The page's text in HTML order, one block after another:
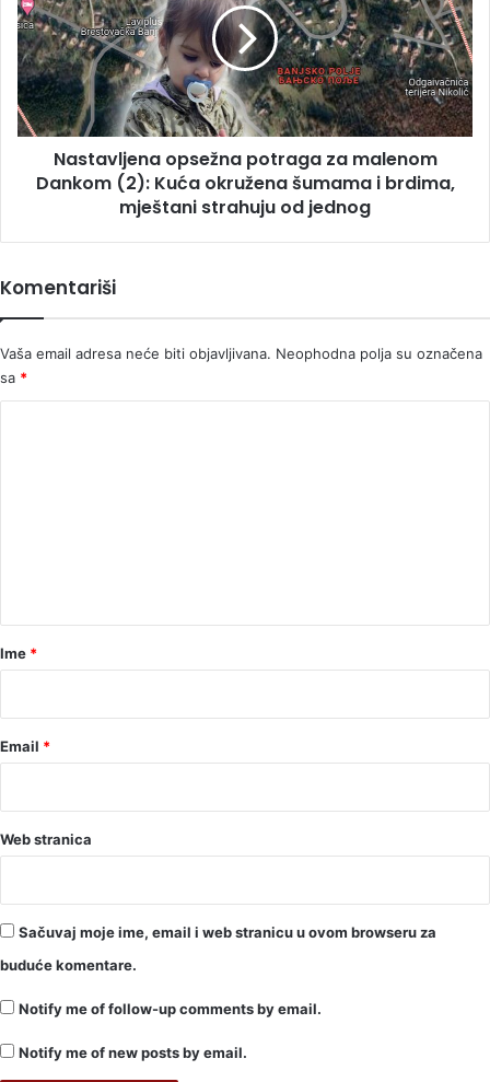
za
malenom
Dankom
(2):
Kuća
okružena
šumama
strahuju
jednog
Nastavljena opsežna potraga za malenom
Dankom (2): Kuća okružena šumama i brdima,
mještani strahuju od jednog
Komentariši
Vaša email adresa neće biti objavljivana. Neophodna polja su označena
sa *
r
Ime *
Email *
Web stranica
Sačuvaj moje ime, email i web stranicu u ovom browseru za
buduće komentare.
Notify me of follow-up comments by email.
Notify me of new posts by email.